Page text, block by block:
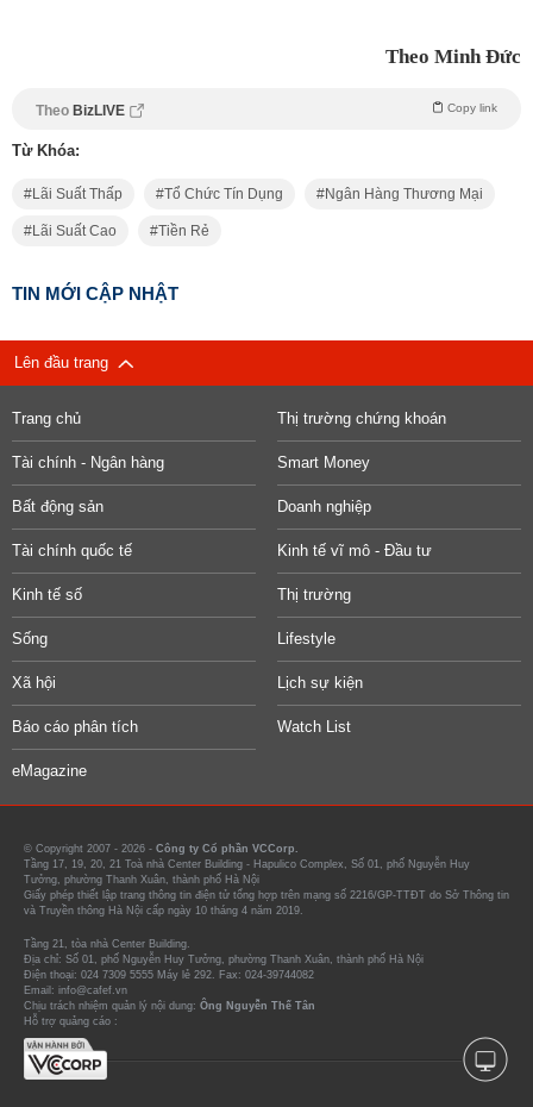
Theo Minh Đức
Theo BizLIVE Copy link
Từ Khóa:
Lãi Suất Thấp Tổ Chức Tín Dụng Ngân Hàng Thương Mại
Lãi Suất Cao Tiền Rẻ
TIN MỚI CẬP NHẬT
Lên đầu trang
Trang chủ Thị trường chứng khoán
Tài chính - Ngân hàng Smart Money
Bất động sản Doanh nghiệp
Tài chính quốc tế Kinh tế vĩ mô - Đầu tư
Kinh tế số Thị trường
Sống Lifestyle
Xã hội Lịch sự kiện
Báo cáo phân tích Watch List
eMagazine
© Copyright 2007 - 2026 - Công ty Cổ phần VCCorp.
Tầng 17, 19, 20, 21 Toà nhà Center Building - Hapulico Complex, Số 01, phố Nguyễn Huy
Tưởng, phường Thanh Xuân, thành phố Hà Nội
Giấy phép thiết lập trang thông tin điện tử tổng hợp trên mạng số 2216/GP-TTĐT do Sở Thông tin
và Truyền thông Hà Nội cấp ngày 10 tháng 4 năm 2019.
Tầng 21, tòa nhà Center Building.
Địa chỉ: Số 01, phố Nguyễn Huy Tưởng, phường Thanh Xuân, thành phố Hà Nội
Điện thoại: 024 7309 5555 Máy lẻ 292. Fax: 024-39744082
Email: info@cafef.vn
Chịu trách nhiệm quản lý nội dung: Ông Nguyễn Thế Tân
Hỗ trợ quảng cáo :